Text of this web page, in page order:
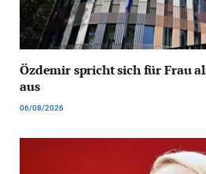
Özdemir spricht sich für Frau
aus
06/08/2026